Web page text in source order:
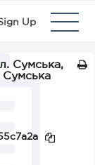
Up
Сумська,
Сумська